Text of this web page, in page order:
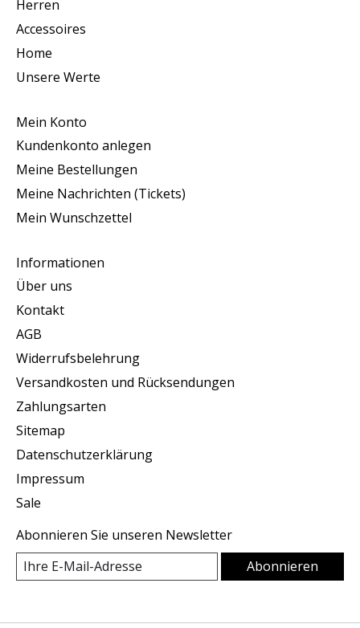
Herren
Accessoires
Home
Unsere Werte
Mein Konto
Kundenkonto anlegen
Meine Bestellungen
Meine Nachrichten (Tickets)
Mein Wunschzettel
Informationen
Über uns
Kontakt
AGB
Widerrufsbelehrung
Versandkosten und Rücksendungen
Zahlungsarten
Sitemap
Datenschutzerklärung
Impressum
Sale
Abonnieren Sie unseren Newsletter
Abonnieren